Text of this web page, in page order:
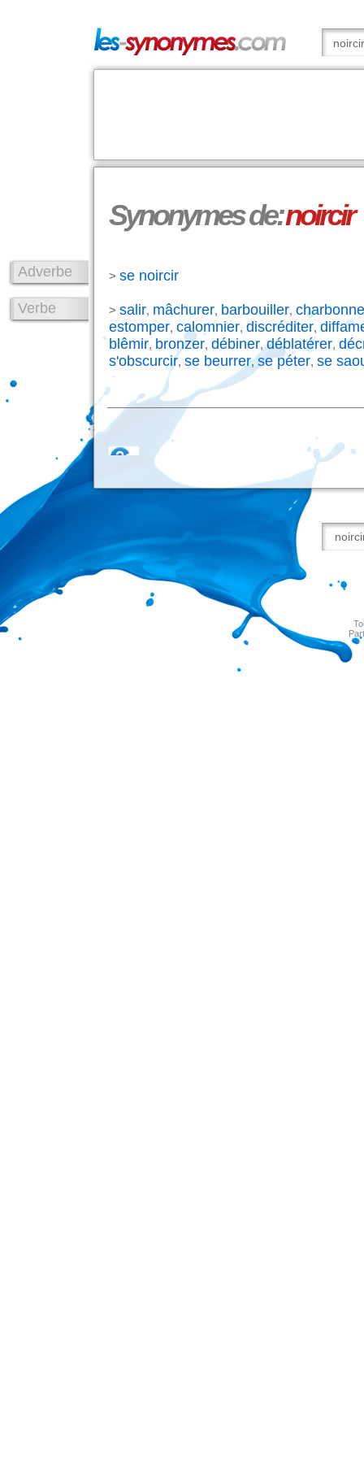
Synonymes de:noircir
Adverbe > se noircir
Verbe
> salir, mâchurer, barbouiller,
estomper, calomnier, discréditer,
blêmir, bronzer, débiner,déblatérer,
s'obscurcir, se beurrer,se péter, se